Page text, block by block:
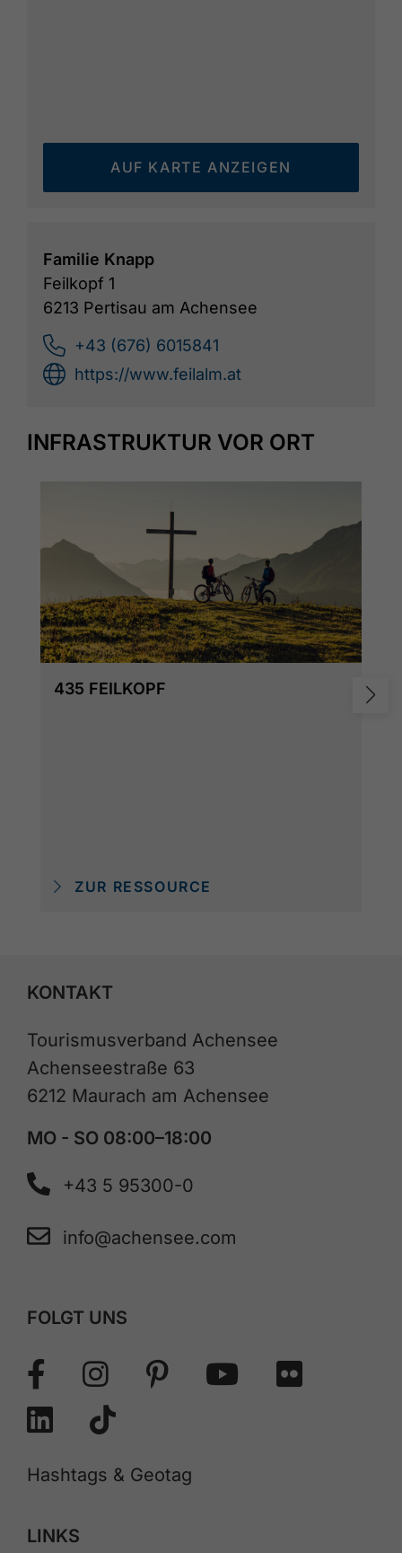
AUF KARTE ANZEIGEN
Familie Knapp
Feilkopf 1
6213 Pertisau am Achensee
+43 (676) 6015841
https://www.feilalm.at
INFRASTRUKTUR VOR ORT
435 FEILKOPF
ZUR RESSOURCE
KONTAKT
Tourismusverband Achensee
Achenseestraße 63
6212 Maurach am Achensee
MO - SO 08:00–18:00
+43 5 95300-0
info@achensee.com
FOLGT UNS
Hashtags & Geotag
LINKS